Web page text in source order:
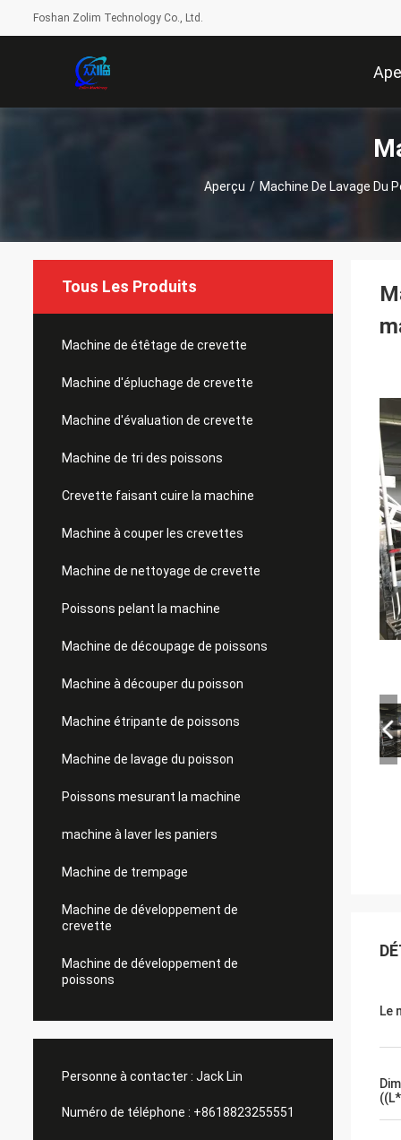
Foshan Zolim Technology Co., Ltd.
Aperçu / Machine De Lavage Du
Tous Les Produits
Machine de étêtage de crevette
Machine d'épluchage de crevette
Machine d'évaluation de crevette
Machine de tri des poissons
Crevette faisant cuire la machine
Machine à couper les crevettes
Machine de nettoyage de crevette
Poissons pelant la machine
Machine de découpage de poissons
Machine à découper du poisson
Machine étripante de poissons
Machine de lavage du poisson
Poissons mesurant la machine
machine à laver les paniers
Machine de trempage
Machine de développement de
crevette
Machine de développement de
poissons
Personne à contacter : Jack Lin
Numéro de téléphone : +8618823255551
Le